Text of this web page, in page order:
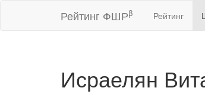
Рейтинг ФШРβ Рейтинг
Исраелян